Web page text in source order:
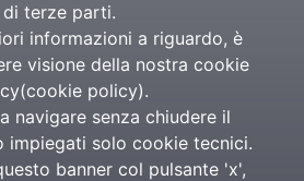
di terze parti.
informazioni a riguardo, è
visione della nostra cookie
cookie policy).
navigare senza chiudere il
impiegati solo cookie tecnici.
banner col pulsante 'x',
“The
Work